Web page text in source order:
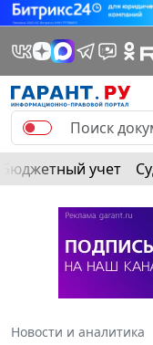
Бюджетный учет
Новости и аналитика